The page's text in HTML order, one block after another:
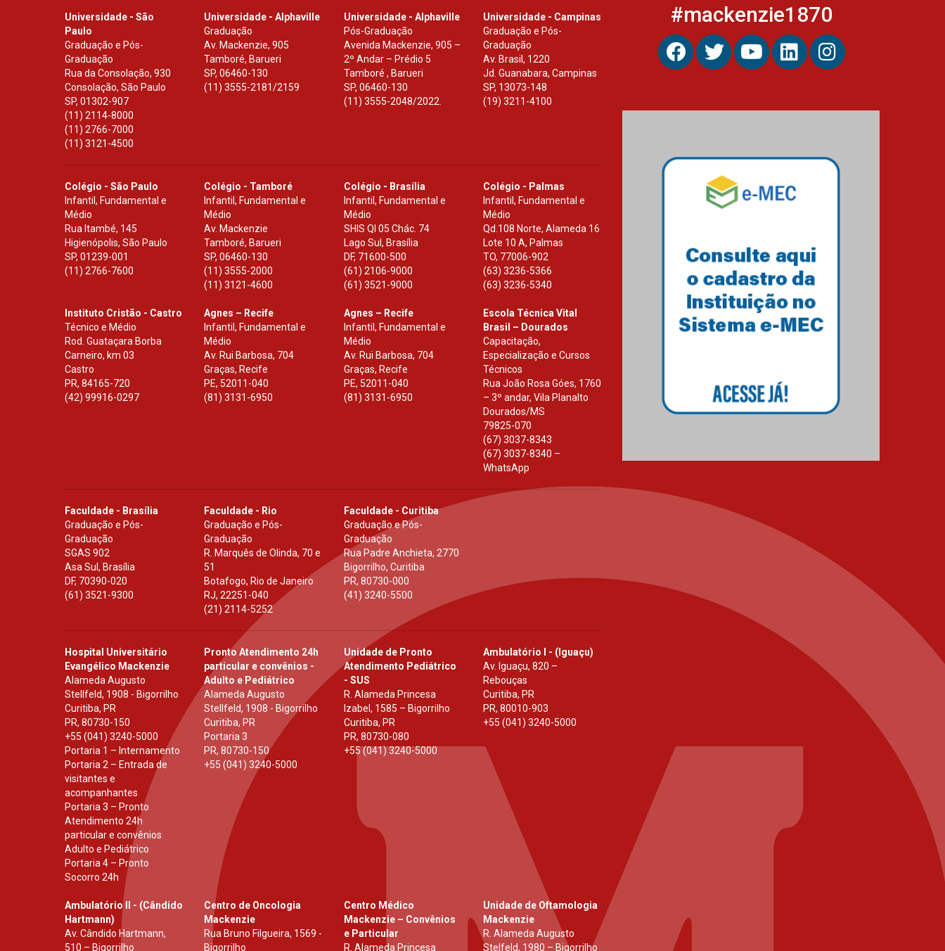
Universidade - São
Paulo
Graduação e Pós-
Graduação
Rua da Consolação, 930
Consolação, São Paulo
SP, 01302-907
(11) 2114-8000
(11) 2766-7000
(11) 3121-4500
Universidade - Alphaville
Graduação
Av. Mackenzie, 905
Tamboré, Barueri
SP,06460-130
(11) 3555-2181/2159
Universidade - Alphaville
Pós-Graduação
Avenida Mackenzie, 905 –
2º Andar – Prédio 5
Tamboré , Barueri
SP, 06460-130
(11) 3555-2048/2022.
Universidade - Campinas
Graduação e Pós-
Graduação
Av. Brasil, 1220
Jd. Guanabara, Campinas
SP, 13073-148
(19) 3211-4100
Colégio - São Paulo
Infantil, Fundamental e
Médio
Rua Itambé, 145
Higienópolis, São Paulo
SP, 01239-001
(11) 2766-7600
Colégio - Tamboré
Infantil, Fundamental e
Médio
Av. Mackenzie
Tamboré, Barueri
SP,06460-130
(11) 3555-2000
(11) 3121-4600
Colégio - Brasília
Infantil, Fundamental e
Médio
SHIS Ql 05 Chác. 74
Lago Sul, Brasília
DF, 71600-500
(61) 2106-9000
(61) 3521-9000
Colégio - Palmas
Infantil, Fundamental e
Médio
Qd.108 Norte, Alameda 16
Lote 10 A, Palmas
TO, 77006-902
(63) 3236-5366
(63) 3236-5340
Instituto Cristão - Castro
Técnico e Médio
Rod. Guataçara Borba
Carneiro, km 03
Castro
PR, 84165-720
(42) 99916-0297
Agnes – Recife
Infantil, Fundamental e
Médio
Av. Rui Barbosa, 704
Graças, Recife
PE, 52011-040
(81) 3131-6950
Agnes – Recife
Infantil, Fundamental e
Médio
Av. Rui Barbosa, 704
Graças, Recife
PE, 52011-040
(81) 3131-6950
Escola Técnica Vital
Brasil – Dourados
Capacitação,
Especialização e Cursos
Técnicos
Rua João Rosa Góes, 1760
– 3º andar, Vila Planalto
Dourados/MS
79825-070
(67) 3037-8343
(67) 3037-8340 –
WhatsApp
Faculdade - Brasília
Graduação e Pós-
Graduação
SGAS 902
Asa Sul, Brasília
DF, 70390-020
(61) 3521-9300
Faculdade - Rio
Graduação e Pós-
Graduação
R. Marquês de Olinda, 70 e
51
Botafogo, Rio de Janeiro
RJ,22251-040
(21) 2114-5252
Faculdade - Curitiba
Graduação e Pós-
Graduação
Rua Padre Anchieta, 2770
Bigorrilho, Curitiba
PR, 80730-000
(41) 3240-5500
Hospital Universitário
Evangélico Mackenzie
Alameda Augusto
Stellfeld, 1908 - Bigorrilho
Curitiba, PR
PR, 80730-150
+55 (041) 3240-5000
Portaria 1 – Internamento
Portaria 2 – Entrada de
visitantes e
acompanhantes
Portaria 3 – Pronto
Atendimento 24h
particular e convênios
Adulto e Pediátrico
Portaria 4 – Pronto
Socorro 24h
Pronto Atendimento 24h
particular e convênios -
Adulto e Pediátrico
Alameda Augusto
Stellfeld, 1908 - Bigorrilho
Curitiba, PR
Portaria 3
PR,80730-150
+55 (041) 3240-5000
Unidade de Pronto
Atendimento Pediátrico
- SUS
R. Alameda Princesa
Izabel, 1585 – Bigorrilho
Curitiba, PR
PR, 80730-080
+55 (041) 3240-5000
Ambulatório I - (Iguaçu)
Av. Iguaçu, 820 –
Rebouças
Curitiba, PR
PR, 80010-903
+55 (041) 3240-5000
Ambulatório II - (Cândido
Hartmann)
Av. Cândido Hartmann,
510 – Bigorrilho
Centro de Oncologia
Mackenzie
Rua Bruno Filgueira, 1569 -
Bigorrilho
Centro Médico
Mackenzie – Convênios
e Particular
R. Alameda Princesa
Unidade de Oftamologia
Mackenzie
R. Alameda Augusto
Stelfeld, 1980 – Bigorrilho
#mackenzie1870